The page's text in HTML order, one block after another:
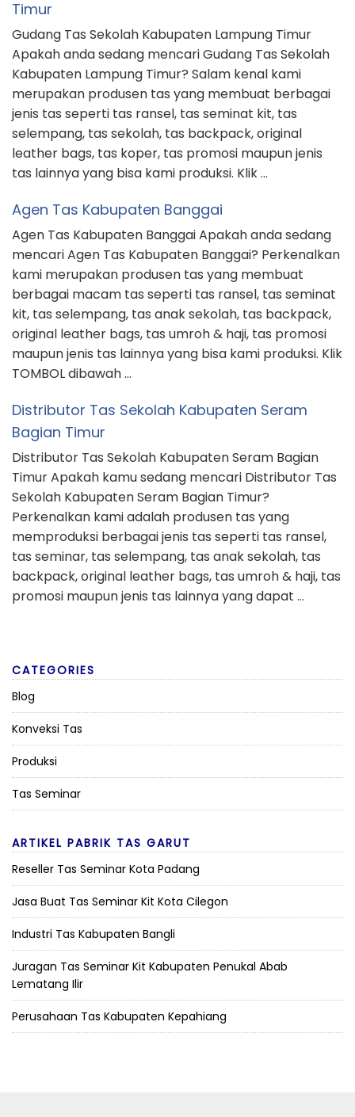
Timur
Gudang Tas Sekolah Kabupaten Lampung Timur
Apakah anda sedang mencari Gudang Tas Sekolah
Kabupaten Lampung Timur? Salam kenal kami
merupakan produsen tas yang membuat berbagai
jenis tas seperti tas ransel, tas seminat kit, tas
selempang, tas sekolah, tas backpack, original
leather bags, tas koper, tas promosi maupun jenis
tas lainnya yang bisa kami produksi. Klik …
Agen Tas Kabupaten Banggai
Agen Tas Kabupaten Banggai Apakah anda sedang
mencari Agen Tas Kabupaten Banggai? Perkenalkan
kami merupakan produsen tas yang membuat
berbagai macam tas seperti tas ransel, tas seminat
kit, tas selempang, tas anak sekolah, tas backpack,
original leather bags, tas umroh & haji, tas promosi
maupun jenis tas lainnya yang bisa kami produksi. Klik
TOMBOL dibawah …
Distributor Tas Sekolah Kabupaten Seram
Bagian Timur
Distributor Tas Sekolah Kabupaten Seram Bagian
Timur Apakah kamu sedang mencari Distributor Tas
Sekolah Kabupaten Seram Bagian Timur?
Perkenalkan kami adalah produsen tas yang
memproduksi berbagai jenis tas seperti tas ransel,
tas seminar, tas selempang, tas anak sekolah, tas
backpack, original leather bags, tas umroh & haji, tas
promosi maupun jenis tas lainnya yang dapat …
CATEGORIES
Blog
Konveksi Tas
Produksi
Tas Seminar
ARTIKEL PABRIK TAS GARUT
Reseller Tas Seminar Kota Padang
Jasa Buat Tas Seminar Kit Kota Cilegon
Industri Tas Kabupaten Bangli
Juragan Tas Seminar Kit Kabupaten Penukal Abab
Lematang Ilir
Perusahaan Tas Kabupaten Kepahiang